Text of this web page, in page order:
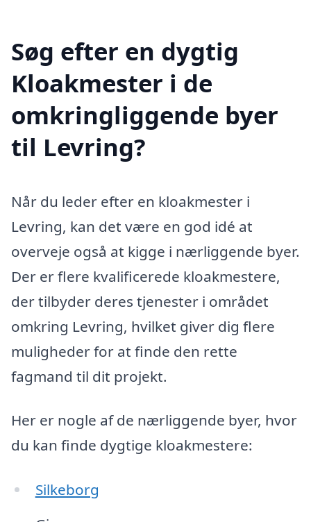
Søg efter en dygtig
Kloakmester i de
omkringliggende byer
til Levring?
Når du leder efter en kloakmester i
Levring, kan det være en god idé at
overveje også at kigge i nærliggende byer.
Der er flere kvalificerede kloakmestere,
der tilbyder deres tjenester i området
omkring Levring, hvilket giver dig flere
muligheder for at finde den rette
fagmand til dit projekt.
Her er nogle af de nærliggende byer, hvor
du kan finde dygtige kloakmestere:
Silkeborg